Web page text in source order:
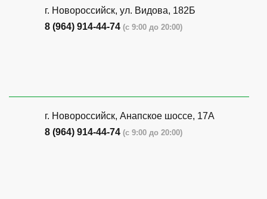
г. Новороссийск, ул. Видова, 182Б
8 (964) 914-44-74 (с 9:00 до 20:00)
г. Новороссийск, Анапское шоссе, 17А
8 (964) 914-44-74 (с 9:00 до 20:00)